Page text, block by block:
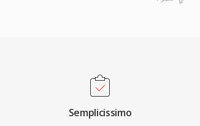
Semplicissimo